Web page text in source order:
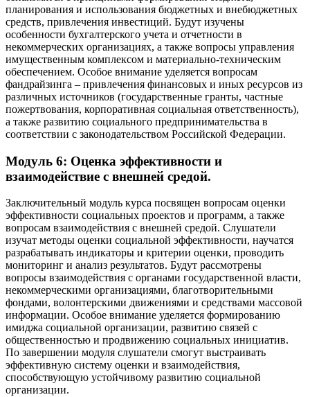
планирования и использования бюджетных и внебюджетных
средств, привлечения инвестиций. Будут изучены
особенности бухгалтерского учета и отчетности в
некоммерческих организациях, а также вопросы управления
имущественным комплексом и материально-техническим
обеспечением. Особое внимание уделяется вопросам
фандрайзинга – привлечения финансовых и иных ресурсов из
различных источников (государственные гранты, частные
пожертвования, корпоративная социальная ответственность),
а также развитию социального предпринимательства в
соответствии с законодательством Российской Федерации.
Модуль 6: Оценка эффективности и
взаимодействие с внешней средой.
Заключительный модуль курса посвящен вопросам оценки
эффективности социальных проектов и программ, а также
вопросам взаимодействия с внешней средой. Слушатели
изучат методы оценки социальной эффективности, научатся
разрабатывать индикаторы и критерии оценки, проводить
мониторинг и анализ результатов. Будут рассмотрены
вопросы взаимодействия с органами государственной власти,
некоммерческими организациями, благотворительными
фондами, волонтерскими движениями и средствами массовой
информации. Особое внимание уделяется формированию
имиджа социальной организации, развитию связей с
общественностью и продвижению социальных инициатив.
По завершении модуля слушатели смогут выстраивать
эффективную систему оценки и взаимодействия,
способствующую устойчивому развитию социальной
организации.